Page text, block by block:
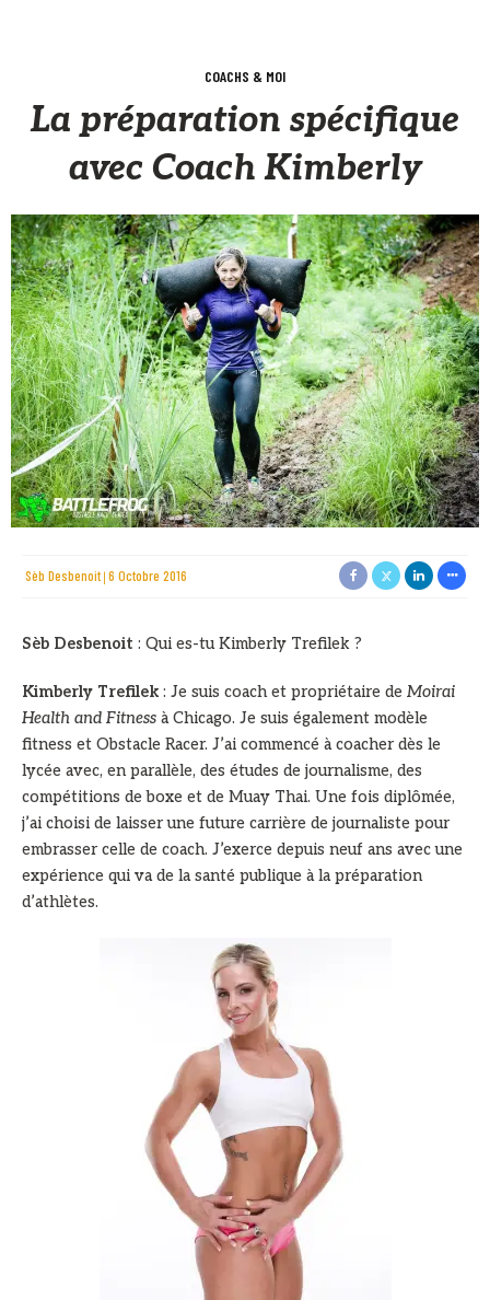
COACHS & MOI
La préparation spécifique
avec Coach Kimberly
Sèb Desbenoit 6 Octobre 2016
Sèb Desbenoit : Qui es-tu Kimberly Trefilek ?
Kimberly Trefilek : Je suis coach et propriétaire de Moirai
Health and Fitness à Chicago. Je suis également modèle
fitness et Obstacle Racer. J’ai commencé à coacher dès le
lycée avec, en parallèle, des études de journalisme, des
compétitions de boxe et de Muay Thai. Une fois diplômée,
j’ai choisi de laisser une future carrière de journaliste pour
embrasser celle de coach. J’exerce depuis neuf ans avec une
expérience qui va de la santé publique à la préparation
d’athlètes.